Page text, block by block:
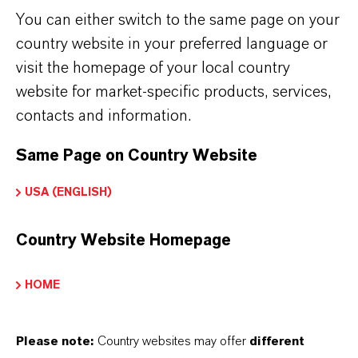
erneuerbaren Ressourcen oder aus fossilen
Ressourcen verwendet werden. Das betrifft
beispielsweise nickel-, chrom- oder
kupferbasierte Pigmente.
Bioabfallverordnung leichter einhalten
Die weltweite Produktionskapazität für
sieben Prozent. Dazu zählen nicht-biologisch
Rohstoffen sowie biologisch abbaubare
You can either switch to the same page on your
country website in your preferred language or
visit the homepage of your local country
website for market-specific products, services,
contacts and information.
Same Page on Country Website
USA (ENGLISH)
Country Website Homepage
HOME
Please note: Country websites may offer different